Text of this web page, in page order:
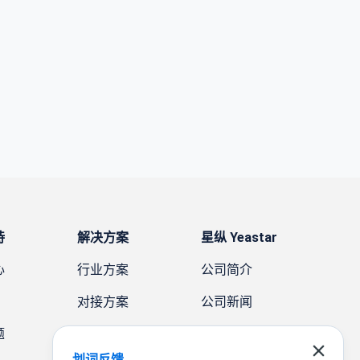
解决方案
行业方案
对接方案
星纵 Yeastar
公司简介
公司新闻